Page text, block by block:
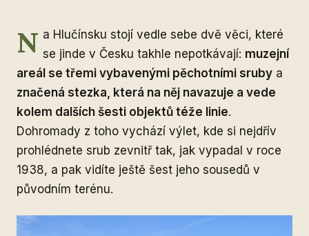
N a Hlučínsku stojí vedle sebe dvě věci, které
se jinde v Česku takhle nepotkávají: muzejní
areál se třemi vybavenými pěchotními sruby a
značená stezka, která na něj navazuje a vede
kolem dalších šesti objektů téže linie.
Dohromady z toho vychází výlet, kde si nejdřív
prohlédnete srub zevnitř tak, jak vypadal v roce
1938, a pak vidíte ještě šest jeho sousedů v
původním terénu.